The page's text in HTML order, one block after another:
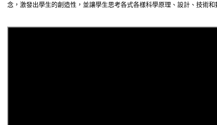
念，激發出學生的創造性，並讓學生思考各式各樣科學原理、設計、技術和